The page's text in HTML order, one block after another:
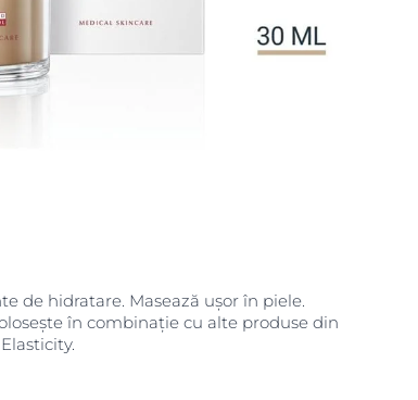
de hidratare. Masează ușor în piele.
în combinație cu alte produse din